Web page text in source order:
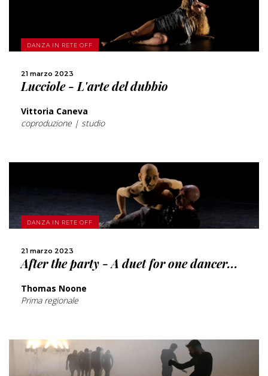
DANZA IN RETE OFF
21 marzo 2023
Lucciole - L'arte del dubbio
Vittoria Caneva
coproduzione | studio
SCOPRI DI PIÙ
DANZA IN RETE OFF
21 marzo 2023
After the party - A duet for one dancer...
Thomas Noone
Prima regionale
SCOPRI DI PIÙ